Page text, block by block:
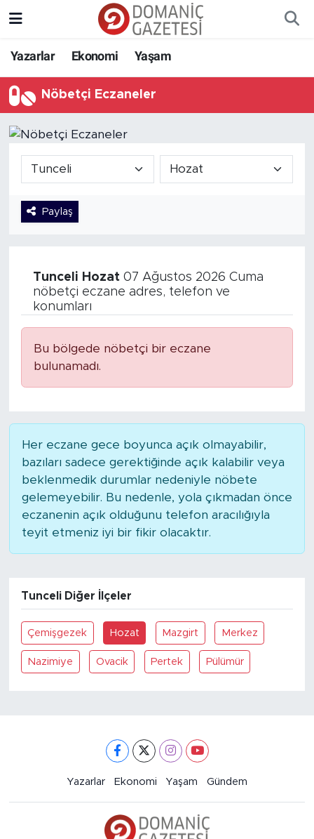
Yazarlar Ekonomi Yaşam
Nöbetçi Eczaneler
Paylaş
Tunceli Hozat07 Ağustos 2026 Cuma
nöbetçi eczane adres, telefon ve
konumları
Bu bölgede nöbetçi bir eczane
bulunamadı.
Her eczane gece boyunca açık olmayabilir,
bazıları sadece gerektiğinde açık kalabilir veya
beklenmedik durumlar nedeniyle nöbete
gelemeyebilir. Bu nedenle, yola çıkmadan önce
eczanenin açık olduğunu telefon aracılığıyla
teyit etmeniz iyi bir fikir olacaktır.
Tunceli Diğer İlçeler
Çemişgezek Hozat Mazgirt Merkez
Nazimiye Ovacik Pertek Pülümür
Yazarlar Ekonomi Yaşam Gündem